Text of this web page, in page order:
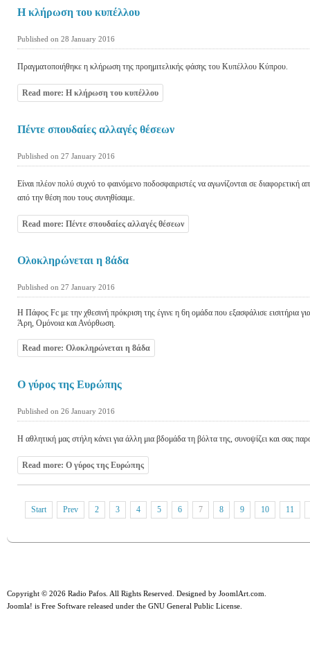
Η κλήρωση του κυπέλλου
Published on 28 January 2016
Πραγματοποιήθηκε η κλήρωση της προημιτελικής φάσης του Κυπέλλου Κύπρου.
Read more: Η κλήρωση του κυπέλλου
Πέντε σπουδαίες αλλαγές θέσεων
Published on 27 January 2016
Είναι πλέον πολύ συχνό το φαινόμενο ποδοσφαιριστές να αγωνίζονται σε διαφορετική
από την θέση που τους συνηθίσαμε.
Read more: Πέντε σπουδαίες αλλαγές θέσεων
Ολοκληρώνεται η 8άδα
Published on 27 January 2016
Η Πάφος Fc με την χθεσινή πρόκριση της έγινε η 6η ομάδα που εξασφάλισε εισιτήρια
Άρη, Ομόνοια και Ανόρθωση.
Read more: Ολοκληρώνεται η 8άδα
Ο γύρος της Ευρώπης
Published on 26 January 2016
Η αθλητική μας στήλη κάνει για άλλη μια βδομάδα τη βόλτα της, συνοψίζει και σας
Read more: Ο γύρος της Ευρώπης
Start Prev 2 3 4 5 6 7 8 9 10 11
Copyright © 2026 Radio Pafos. All Rights Reserved. Designed by JoomlArt.com
Joomla! is Free Software released under the GNU General Public License.